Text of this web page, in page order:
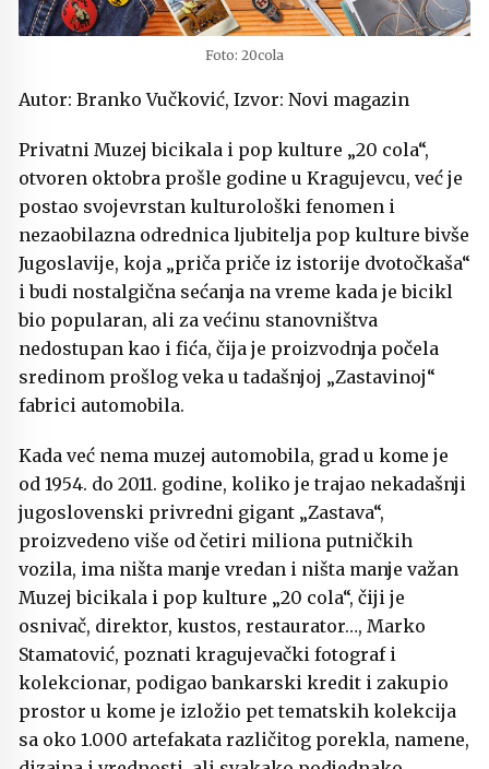
Foto: 20cola
Autor: Branko Vučković, Izvor: Novi magazin
Privatni Muzej bicikala i pop kulture „20 cola“,
otvoren oktobra prošle godine u Kragujevcu, već je
postao svojevrstan kulturološki fenomen i
nezaobilazna odrednica ljubitelja pop kulture bivše
Jugoslavije, koja „priča priče iz istorije dvotočkaša“
i budi nostalgična sećanja na vreme kada je bicikl
bio popularan, ali za većinu stanovništva
nedostupan kao i fića, čija je proizvodnja počela
sredinom prošlog veka u tadašnjoj „Zastavinoj“
fabrici automobila.
Kada već nema muzej automobila, grad u kome je
od 1954. do 2011. godine, koliko je trajao nekadašnji
jugoslovenski privredni gigant „Zastava“,
proizvedeno više od četiri miliona putničkih
vozila, ima ništa manje vredan i ništa manje važan
Muzej bicikala i pop kulture „20 cola“, čiji je
osnivač, direktor, kustos, restaurator…, Marko
Stamatović, poznati kragujevački fotograf i
kolekcionar, podigao bankarski kredit i zakupio
prostor u kome je izložio pet tematskih kolekcija
sa oko 1.000 artefakata različitog porekla, namene,